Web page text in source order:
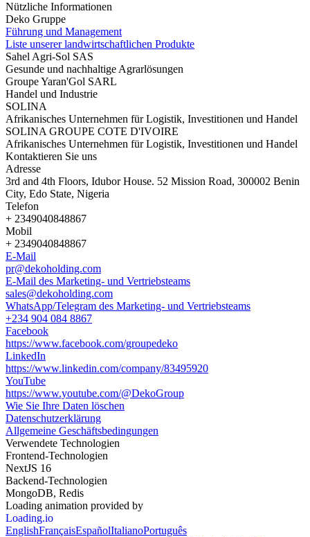
Nützliche Informationen
Deko Gruppe
Führung und Management
Liste unserer landwirtschaftlichen Produkte
Sahel Agri-Sol SAS
Gesunde und nachhaltige Agrarlösungen
Groupe Yaran'Gol SARL
Handel und Industrie
SOLINA
Afrikanisches Unternehmen für Logistik, Investitionen und Handel
SOLINA GROUPE COTE D'IVOIRE
Afrikanisches Unternehmen für Logistik, Investitionen und Handel
Kontaktieren Sie uns
Adresse
3rd and 4th Floors, Idubor House. 52 Mission Road, 300002 Benin
City, Edo State, Nigeria
Telefon
+ 2349040848867
Mobil
+ 2349040848867
E-Mail
pr@dekoholding.com
E-Mail des Marketing- und Vertriebsteams
sales@dekoholding.com
WhatsApp/Telegram des Marketing- und Vertriebsteams
+234 904 084 8867
Facebook
https://www.facebook.com/groupedeko
LinkedIn
https://www.linkedin.com/company/83495920
YouTube
https://www.youtube.com/@DekoGroup
Wie Sie Ihre Daten löschen
Datenschutzerklärung
Allgemeine Geschäftsbedingungen
Verwendete Technologien
Frontend-Technologien
NextJS 16
Backend-Technologien
MongoDB, Redis
Loading animation provided by
Loading.io
EnglishFrançaisEspañolItalianoPortuguês